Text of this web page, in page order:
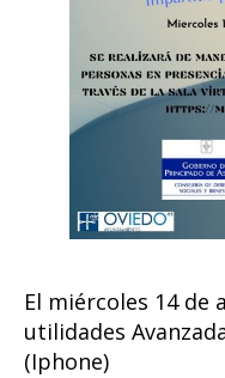
El miércoles 14
utilidades
(Iphone)